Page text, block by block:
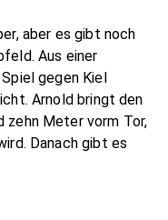
aber es gibt noch
Aus einer
gegen Kiel
Arnold bringt den
zehn Meter vorm Tor,
Danach gibt es